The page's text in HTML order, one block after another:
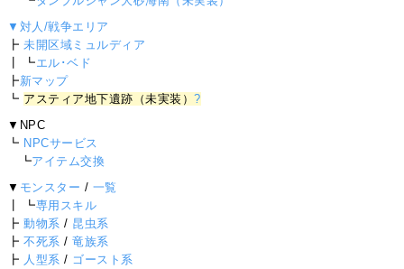
▼対人/戦争エリア
┣未開区域ミュルディア
┃ ┗エル･ベド
┣新マップ
┗ アスティア地下遺跡（未実装）?
▼NPC
┗ NPCサービス
┗アイテム交換
▼ モンスター / 一覧
┃ ┗専用スキル
┣動物系 / 昆虫系
┣不死系 /竜族系
┣ 人型系 / ゴースト系